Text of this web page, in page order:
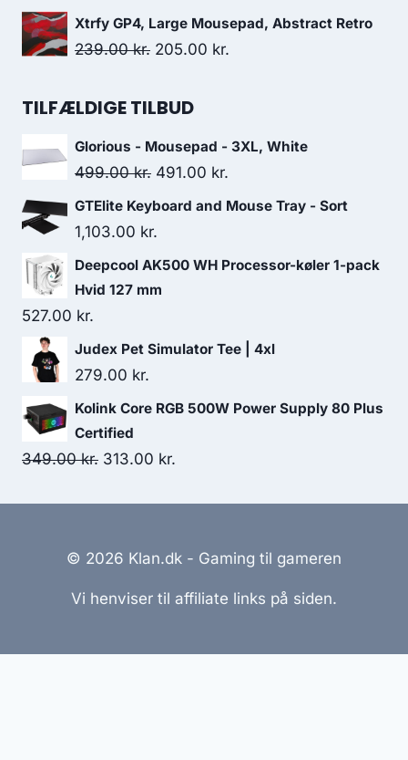
price
was:
price
is:
Xtrfy GP4, Large Mousepad, Abstract Retro
239.00kr. Original
was:
205.00 kr.
TILFÆLDIGE TILBUD
Glorious - Mousepad - 3XL, White
499.00kr. Original
price
491.00 kr.
price
GTElite Keyboard and Mouse Tray - Sort
1,103.00 kr.
Deepcool AK500 WH Processor-køler 1-pack
Hvid 127 mm
527.00 kr.
Judex Pet Simulator Tee | 4xl
279.00 kr.
Kolink Core RGB 500W Power Supply 80 Plus
Certified
349.00kr. Original
313.00 kr.
© 2026 Klan.dk - Gaming til gameren
Vi henviser til affiliate links på siden.